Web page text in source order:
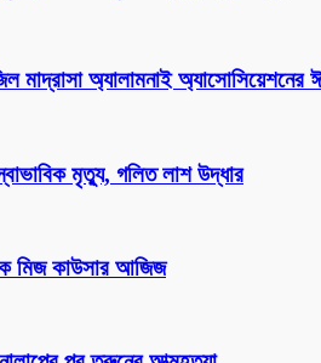
অ্যালামনাই অ্যাসোসিয়েশনের
মৃত্যু, গলিত লাশ উদ্ধার
মিজ কাউসার আজিজ